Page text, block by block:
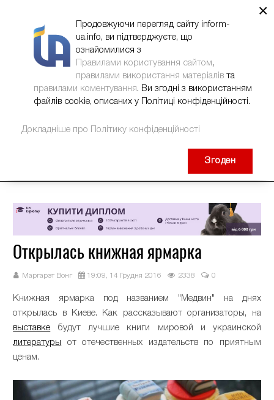
Открылась книжная ярмарка
Маргарэт Вонг 19:09, 14 Грудня 2016 2338 0
Книжная ярмарка под названием "Медвин" на днях
открылась в Киеве. Как рассказывают организаторы, на
выставке будут лучшие книги мировой и украинской
литературы от отечественных издательств по приятным
ценам.
×
Продовжуючи перегляд сайту inform-
ua.info, ви підтверджуєте, що
ознайомилися з
Правилами користування сайтом,
правилами використання матеріалів та
правилами коментування. Ви згодні з використанням
файлів cookie, описаних у Політиці конфіденційності.
Докладніше про Політику конфіденційності
Згоден